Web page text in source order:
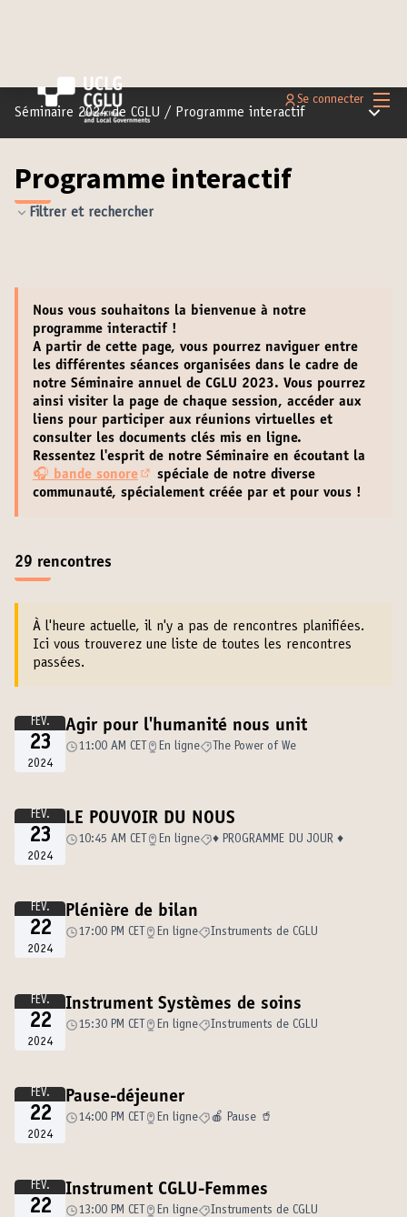
Se connecter
Séminaire 2024 de CGLU / Programme interactif Menu
Programme interactif
Filtrer et rechercher
Nous vous souhaitons la bienvenue à notre
programme interactif !
A partir de cette page, vous pourrez naviguer entre
les différentes séances organisées dans le cadre de
notre Séminaire annuel de CGLU 2023. Vous pourrez
ainsi visiter la page de chaque session, accéder aux
liens pour participer aux réunions virtuelles et
consulter les documents clés mis en ligne.
Ressentez l'esprit de notre Séminaire en écoutant la
🎧 bande sonore
(Lien externe)
spéciale de notre diverse
communauté, spécialement créée par et pour vous !
29 rencontres
À l'heure actuelle, il n'y a pas de rencontres planifiées.
Ici vous trouverez une liste de toutes les rencontres
passées.
FÉV.
23
2024
Agir pour l'humanité nous unit
11:00 AM CET En ligne The Power of We
FÉV.
23
2024
LE POUVOIR DU NOUS
10:45 AM CET En ligne ♦️ PROGRAMME DU JOUR ♦️
FÉV.
22
2024
Plénière de bilan
17:00 PM CET En ligne Instruments de CGLU
FÉV.
22
2024
Instrument Systèmes de soins
15:30 PM CET En ligne Instruments de CGLU
FÉV.
22
2024
Pause-déjeuner
14:00 PM CET En ligne 🍎 Pause 🥤
FÉV.
22
Instrument CGLU-Femmes
13:00 PM CET En ligne Instruments de CGLU